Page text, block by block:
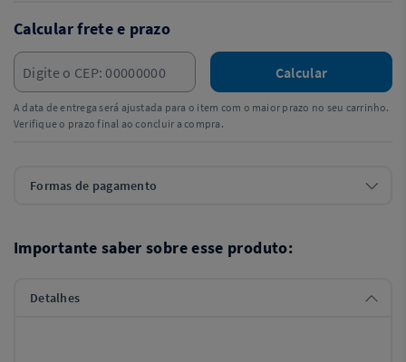
Calcular frete e prazo
Calcular
A data de entrega será ajustada para o item com o maior prazo no seu carrinho.
Verifique o prazo final ao concluir a compra.
Formas de pagamento
Importante saber sobre esse produto:
Detalhes